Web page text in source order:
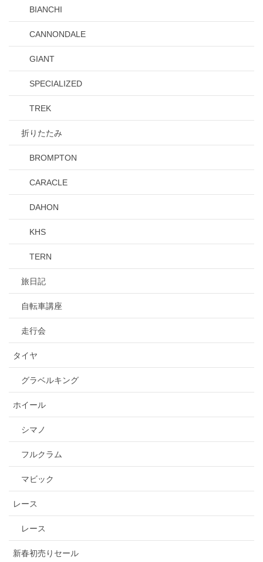
BIANCHI
CANNONDALE
GIANT
SPECIALIZED
TREK
折りたたみ
BROMPTON
CARACLE
DAHON
KHS
TERN
旅日記
自転車講座
走行会
タイヤ
グラベルキング
ホイール
シマノ
フルクラム
マビック
レース
レース
新春初売りセール